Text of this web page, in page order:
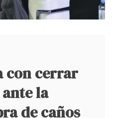
con cerrar
la
de caños